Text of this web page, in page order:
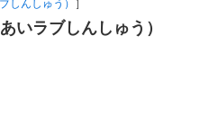
しんしゅう） ］
いラブしんしゅう）